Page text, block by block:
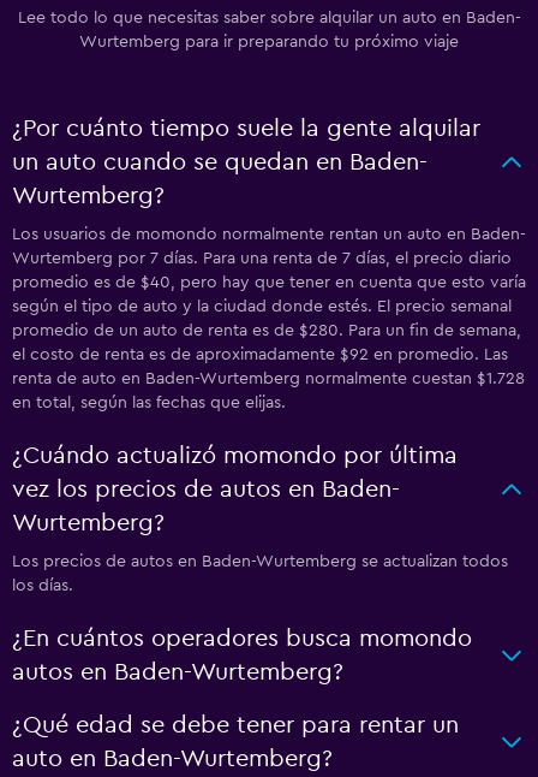
Lee todo lo que necesitas saber sobre alquilar un auto en Baden-
Wurtemberg para ir preparando tu próximo viaje
¿Por cuánto tiempo suele la gente alquilar
un auto cuando se quedan en Baden-
Wurtemberg?
Los usuarios de momondo normalmente rentan un auto en Baden-
Wurtemberg por 7 días. Para una renta de 7 días, el precio diario
promedio es de $40, pero hay que tener en cuenta que esto varía
según el tipo de auto y la ciudad donde estés. El precio semanal
promedio de un auto de renta es de $280. Para un fin de semana,
el costo de renta es de aproximadamente $92 en promedio. Las
renta de auto en Baden-Wurtemberg normalmente cuestan $1.728
en total, según las fechas que elijas.
¿Cuándo actualizó momondo por última
vez los precios de autos en Baden-
Wurtemberg?
Los precios de autos en Baden-Wurtemberg se actualizan todos
los días.
¿En cuántos operadores busca momondo
autos en Baden-Wurtemberg?
¿Qué edad se debe tener para rentar un
auto en Baden-Wurtemberg?